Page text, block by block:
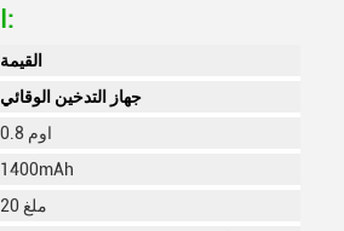
المعلمات التقنية:
القيمة
جهاز التدخين الوقائي
0.8 اوم
1400mAh
20 ملغ